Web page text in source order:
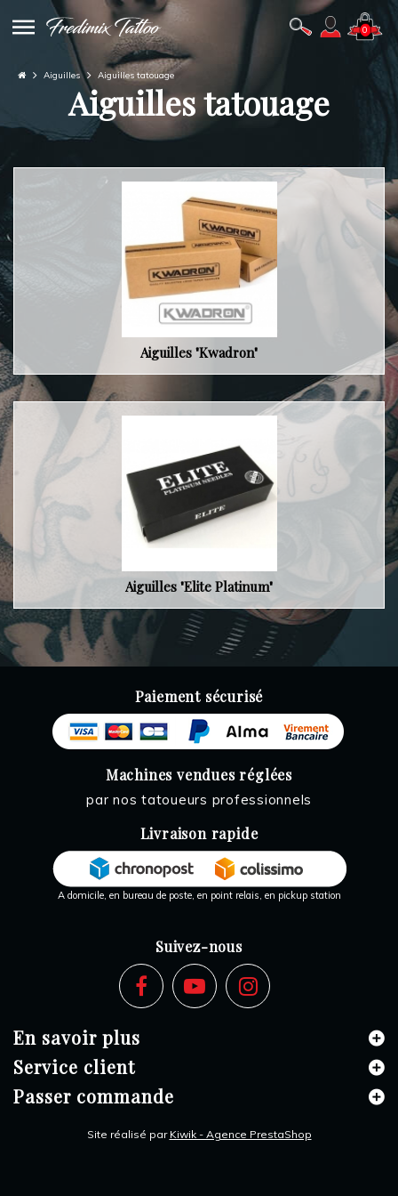
0
Aiguilles Aiguilles tatouage
Aiguilles tatouage
Aiguilles "Kwadron"
Aiguilles "Elite Platinum"
Paiement sécurisé
Machines vendues réglées
par nos tatoueurs professionnels
Livraison rapide
A domicile, en bureau de poste, en point relais, en pickup station
Suivez-nous
En savoir plus
Service client
Passer commande
Site réalisé par Kiwik - Agence PrestaShop